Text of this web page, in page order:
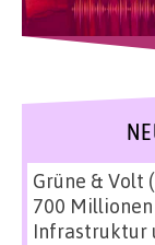
Grüne & Volt
700
Infrastruktur